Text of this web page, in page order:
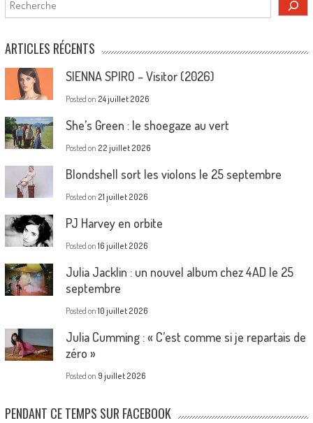
ARTICLES RÉCENTS
SIENNA SPIRO – Visitor (2026)
Posted on 24 juillet 2026
She’s Green : le shoegaze au vert
Posted on 22 juillet 2026
Blondshell sort les violons le 25 septembre
Posted on 21 juillet 2026
PJ Harvey en orbite
Posted on 16 juillet 2026
Julia Jacklin : un nouvel album chez 4AD le 25
septembre
Posted on 10 juillet 2026
Julia Cumming : « C’est comme si je repartais de
zéro »
Posted on 9 juillet 2026
PENDANT CE TEMPS SUR FACEBOOK